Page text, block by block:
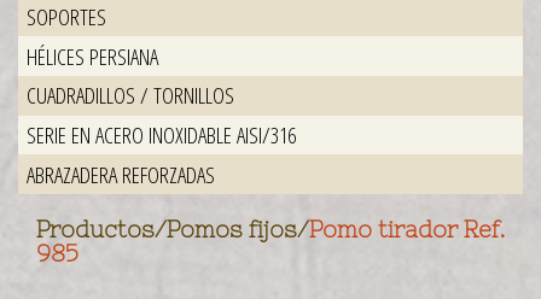
SOPORTES
HÉLICES PERSIANA
CUADRADILLOS / TORNILLOS
SERIE EN ACERO INOXIDABLE AISI/316
ABRAZADERA REFORZADAS
Productos/Pomos fijos/Pomo tirador Ref.
985